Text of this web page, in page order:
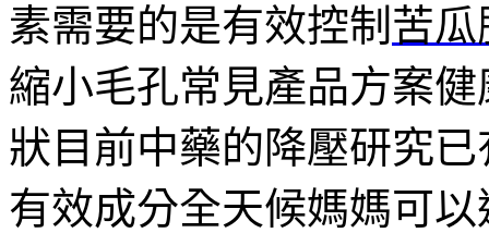
素需要的是有效控制 苦瓜
縮小毛孔常見產品方案健
狀目前中藥的降壓研究已
有效成分全天候媽媽可